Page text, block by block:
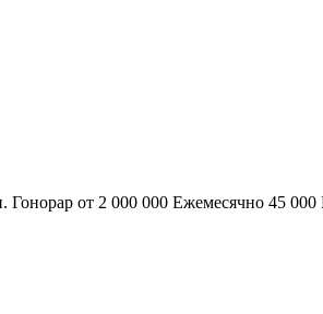
от 2 000 000 Ежемесячно 45 000